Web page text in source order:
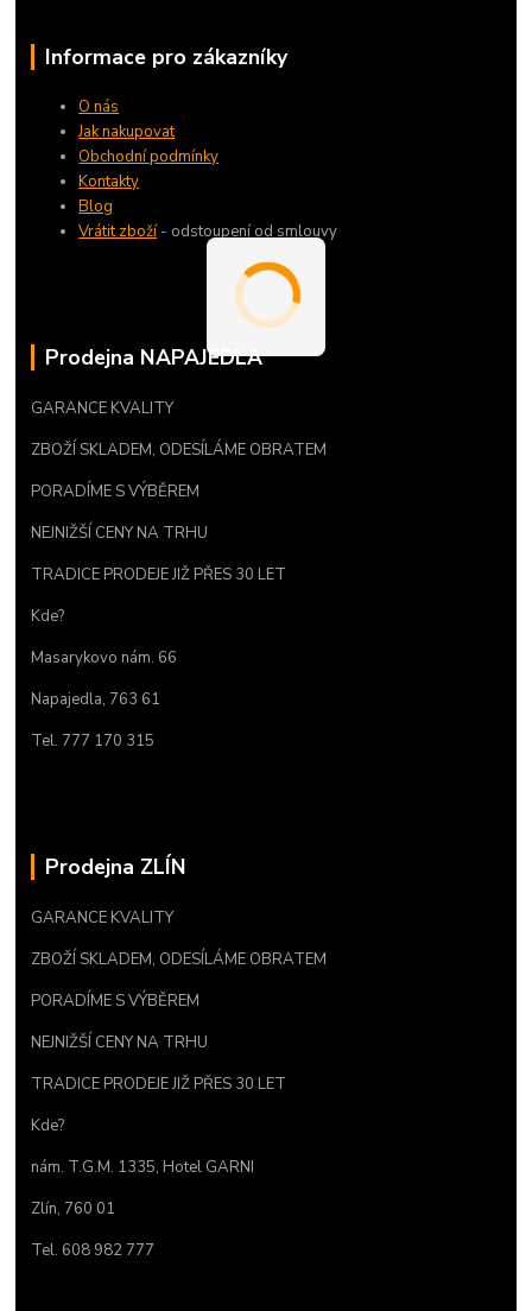
Informace pro zákazníky
O nás
Jak nakupovat
Obchodní podmínky
Kontakty
Blog
Vrátit zboží - odstoupení od smlouvy
Prodejna NAPAJEDLA
GARANCE KVALITY
ZBOŽÍ SKLADEM, ODESÍLÁME OBRATEM
PORADÍME S VÝBĚREM
NEJNIŽŠÍ CENY NA TRHU
TRADICE PRODEJE JIŽ PŘES 30 LET
Kde?
Masarykovo nám. 66
Napajedla, 763 61
Tel. 777 170 315
Prodejna ZLÍN
GARANCE KVALITY
ZBOŽÍ SKLADEM, ODESÍLÁME OBRATEM
PORADÍME S VÝBĚREM
NEJNIŽŠÍ CENY NA TRHU
TRADICE PRODEJE JIŽ PŘES 30 LET
Kde?
nám. T.G.M. 1335, Hotel GARNI
Zlín, 760 01
Tel. 608 982 777